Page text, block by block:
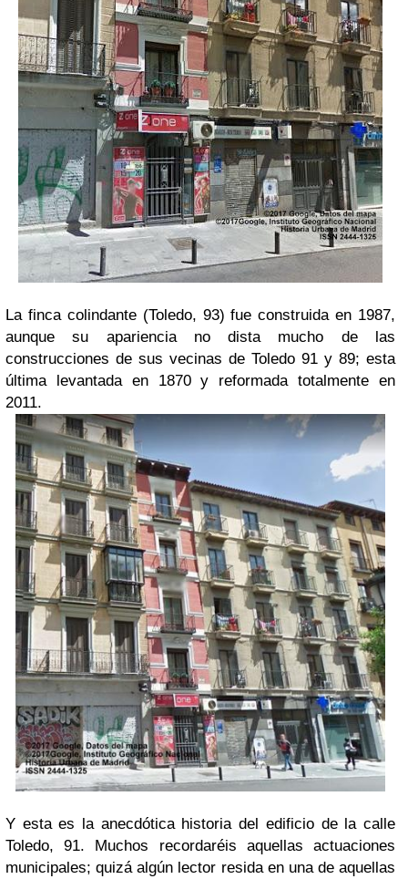
La finca colindante (Toledo, 93) fue construida en 1987,
aunque su apariencia no dista mucho de las
construcciones de sus vecinas de Toledo 91 y 89; esta
última levantada en 1870 y reformada totalmente en
2011.
Y esta es la anecdótica historia del edificio de la calle
Toledo, 91. Muchos recordaréis aquellas actuaciones
municipales; quizá algún lector resida en una de aquellas